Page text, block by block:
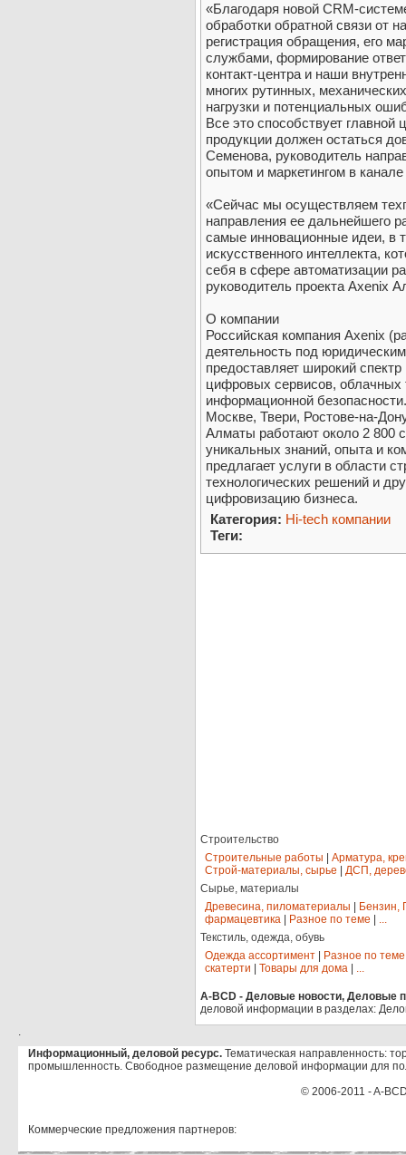
«Благодаря новой CRM-
обработки обратной связи от
регистрация обращения, его
службами, формирование
контакт-центра и наши
многих рутинных,
нагрузки и потенциальных
Все это способствует
продукции должен остаться
Семенова, руководитель
опытом и маркетингом в
«Сейчас мы осуществляем
направления ее дальнейшего
самые инновационные идеи, в
искусственного интеллекта,
себя в сфере автоматизации
руководитель проекта Axenix
О компании
Российская компания Axenix
деятельность под
предоставляет широкий
цифровых сервисов, облачных
информационной
Москве, Твери, Ростове-на-
Алматы работают около 2 800
уникальных знаний, опыта и
предлагает услуги в области
технологических решений и
цифровизацию бизнеса.
Категория: Hi-tech компании
Теги:
Строительство
Строительные работы
Арматура,
Строй-материалы, сырье
ДСП,
Сырье, материалы
Древесина, пиломатериалы
Бензин,
фармацевтика
Разное по теме
...
Текстиль, одежда, обувь
Одежда ассортимент
Разное по теме
скатерти
Товары для дома ...
A-BCD - Деловые новости, Деловые
деловой информации в разделах:
.
Информационный, деловой ресурс. Тематическая направленность:
промышленность. Свободное размещение деловой информации для
© 2006-2011 - A-
Коммерческие предложения партнеров: